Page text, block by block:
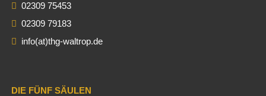
02309 75453
02309 79183
info(at)thg-waltrop.de
DIE FÜNF SÄULEN